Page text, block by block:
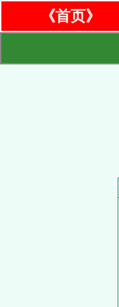
《首页》